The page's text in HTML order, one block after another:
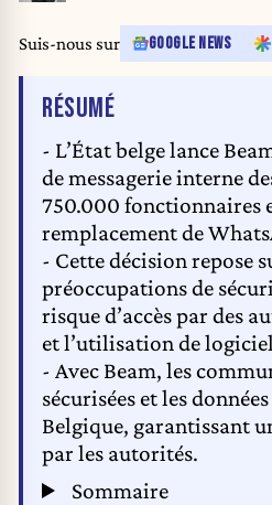
Suis-nous sur GOOGLE NEWS
RÉSUMÉDE L'ARTICLE
- L’État belge lance
de messagerie interne
750.000 fonctionnaires
remplacement de
- Cette décision repose
préoccupations de
risque d’accès par des
et l’utilisation de
- Avec Beam, les
sécurisées et les
Belgique, garantissant
par les autorités.
Sommaire